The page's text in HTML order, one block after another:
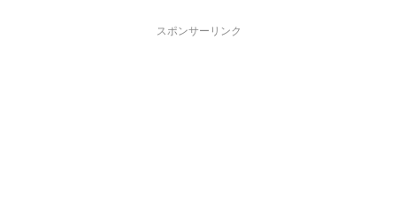
スポンサーリンク